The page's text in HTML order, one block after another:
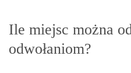
Ile miejsc można
odwołaniom?